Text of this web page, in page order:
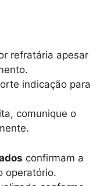
refratária apesar
indicação para
comunique o
confirmam a
operatório.